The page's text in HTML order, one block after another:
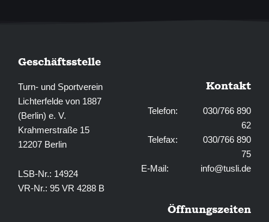
Geschäftsstelle
Turn- und Sportverein
Lichterfelde von 1887
(Berlin) e. V.
Krahmerstraße 15
12207 Berlin
LSB-Nr.: 14924
VR-Nr.: 95 VR 4288 B
Kontakt
Telefon: 030/766 890
62
Telefax: 030/766 890
75
E-Mail: info@tusli.de
Öffnungszeiten